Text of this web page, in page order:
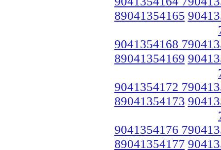
89041354165
9041354168
89041354169
9041354172
89041354173
9041354176
89041354177